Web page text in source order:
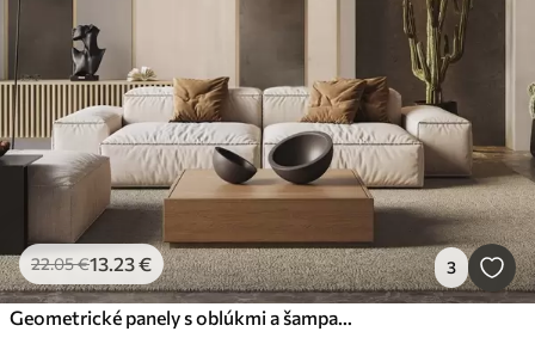
22.05€13.23€ 3
Geometrické panely s oblúkmi a šampanskými akcentmi